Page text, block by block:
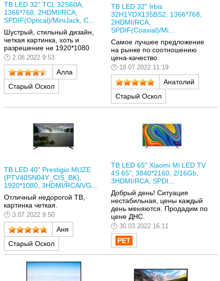
ТВ LED 32" TCL 32S60A,
1366*768, 2HDMI/RCA,
SPDIF(Optical)/MiniJack, C...
Шустрый, стильный дизайн,
четкая картинка, хоть и
разрешение не 1920*1080
2.08.2022 9:53
Алла
Старый Оскол
ТВ LED 32" Irbis
32H1YDX135BS2, 1366*768,
2HDMI/RCA,
SPDIF(Coaxial)/Mi...
Самое лучшее предложение
на рынке по соотношению
цена-качество
18.07.2022 11:19
Анатолий
Старый Оскол
ТВ LED 40" Prestigio MUZE
(PTV40SN04Y_CIS_BK),
1920*1080, 3HDMI/RCA/VG...
Отличный недорогой ТВ,
картинка четкая.
3.07.2022 9:50
Аня
Старый Оскол
ТВ LED 65" Xiaomi Mi LED TV
4S 65", 3840*2160, 2/16Gb,
3HDMI/RCA, SPDI...
Добрый день! Ситуация
нестабильная, цены каждый
день меняются. Продадим по
цене ДНС.
30.03.2022 16:11